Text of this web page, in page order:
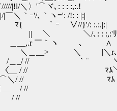
|!l/＼〉'⌒ヾ､: : :
｀ｰ'/､｀ヽ=': /!:
｀ｰ ∨//}'/:
＼/､: : :,:'ﾘ
￣｀ヽ ､ ∧
|＼r､｀丶､
¨ ＼〉-､ ￣｀ヽ
//｀ヽ､ |: : : |: :
/ ∧|: : : |: /l::::::l
＼_,ﾉ// / / ／:
ﾏﾑ }イ⌒Y /